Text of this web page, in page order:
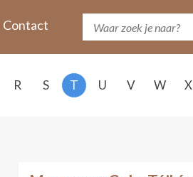
Contact
R S T U V W X